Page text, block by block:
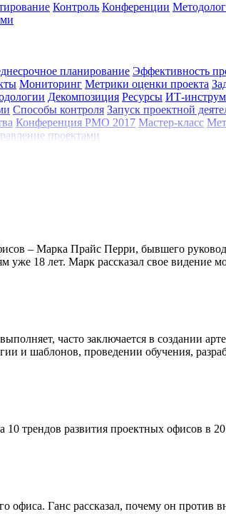
Контроль Конференции
планирование Эффективность
Мониторинг Метрики оценки проекта
Декомпозиция Ресурсы ИТ-
Способы контроля Запуск проектной
Конференция РМО 2017 Мастер-класс
проектами
– Марка Прайс Перри, бывшего
уже 18 лет. Марк рассказал свое видение
часто заключается в создании
и шаблонов, проведении обучения,
10 трендов развития проектных офисов в
офиса. Ганс рассказал, почему он против